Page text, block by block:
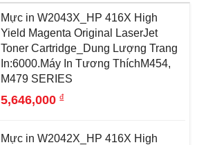
Mực in W2043X_HP 416X High
Yield Magenta Original LaserJet
Toner Cartridge_Dung Lượng Trang
In:6000.Máy In Tương ThíchM454,
M479 SERIES
5,646,000đ
Mực in W2042X_HP 416X High